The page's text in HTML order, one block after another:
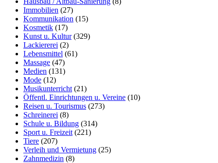
Immobilien (27)
Kommunikation (15)
Kosmetik (17)
Kunst u. Kultur(329)
Lackiererei (2)
Lebensmittel (61)
Massage (47)
Medien (131)
Mode (12)
Musikunterricht (21)
Öffentl. Einrichtungen u. Vereine (10)
Reisen u. Tourismus (273)
Schreinerei (8)
Schule u. Bildung (314)
Sport u. Freizeit (221)
Tiere (207)
Verleih und Vermietung (25)
Zahnmedizin (8)